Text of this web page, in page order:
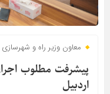
معاون وزیر راه و شهرسازی
پیشرفت مطلوب
اردبیل